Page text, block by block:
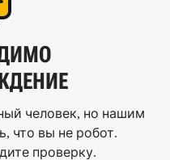
человек, но нашим
что вы не робот.
проверку.